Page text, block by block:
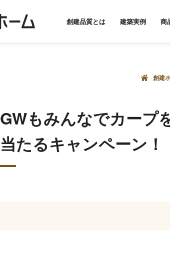
創建品質とは 建築実例 商
創建
GWもみんなでカープ
当たるキャンペーン！